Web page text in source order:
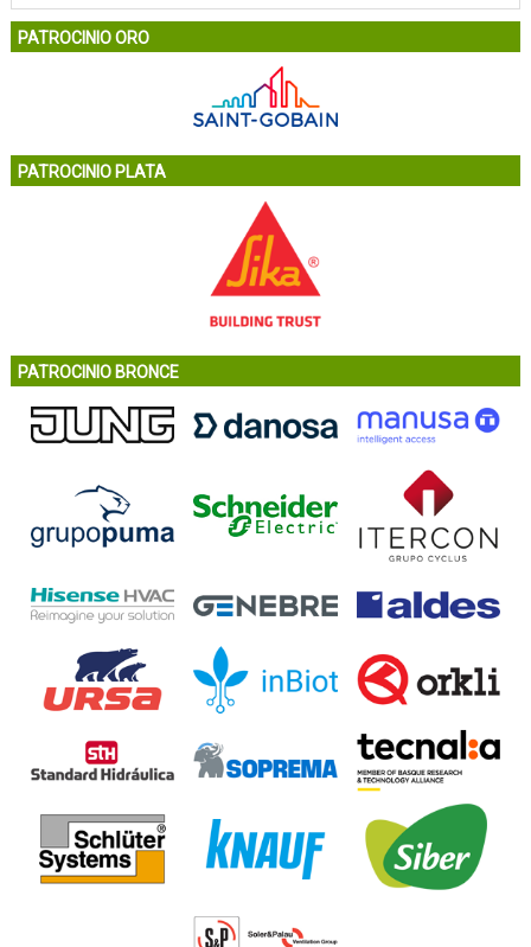
PATROCINIO ORO
PATROCINIO PLATA
PATROCINIO BRONCE